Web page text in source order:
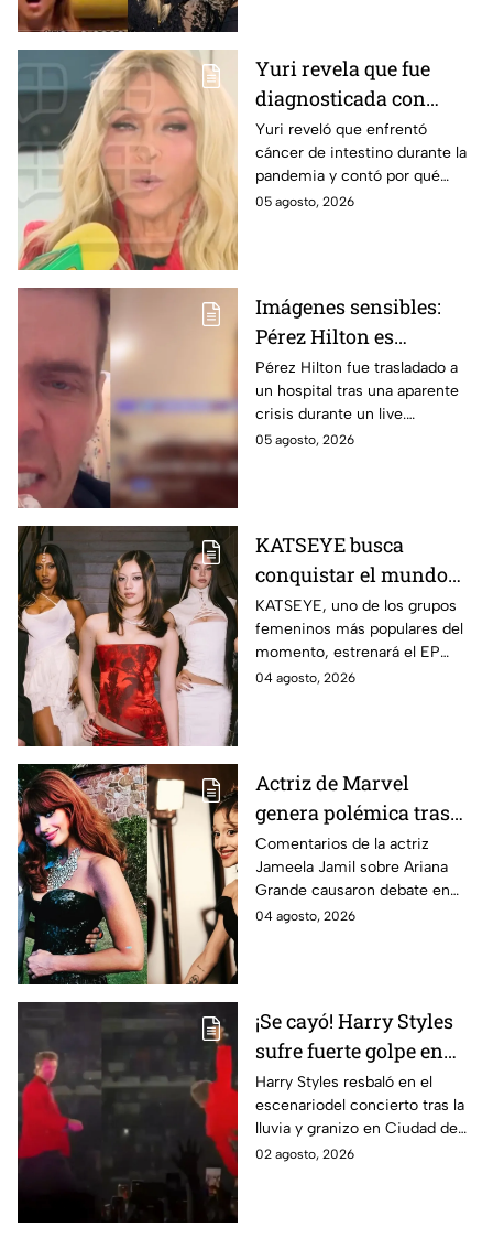
Yuri revela que fue
diagnosticada con
cáncer de intestino y
habla sobre el hábito
que relaciona con su
salud
Yuri reveló que enfrentó
cáncer de intestino durante la
pandemia y contó por qué
considera que un hábito pudo
05 agosto, 2026
Imágenes sensibles:
Pérez Hilton es
hospitalizado tras
aparente crisis durante
transmisión en vivo |
VIDEO
Pérez Hilton fue trasladado a
un hospital tras una aparente
crisis durante un live.
Autoridades acudieron a su
05 agosto, 2026
KATSEYE busca
conquistar el mundo
con nueva música y
documental; crece la
incógnita sobre el
regreso de Manon |
KATSEYE, uno de los grupos
femeninos más populares del
momento, estrenará el EP
‘WILD’ y el documental ‘WILD
04 agosto, 2026
Actriz de Marvel
genera polémica tras
cuestionar la extrema
delgadez de Ariana
Grande; ¿la cantante
prepara una pausa en
Comentarios de la actriz
Jameela Jamil sobre Ariana
Grande causaron debate en
redes, mientras el equipo de la
04 agosto, 2026
¡Se cayó! Harry Styles
sufre fuerte golpe en
pleno concierto en
CDMX - VIDEO
Harry Styles resbaló en el
escenariodel concierto tras la
lluvia y granizo en Ciudad de
México, pero siguió cantando
02 agosto, 2026